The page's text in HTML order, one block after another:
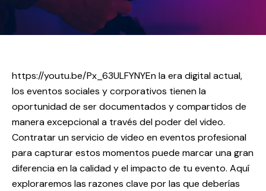
https://youtu.be/Px_63ULFYNYEn la era digital actual,
los eventos sociales y corporativos tienen la
oportunidad de ser documentados y compartidos de
manera excepcional a través del poder del video.
Contratar un servicio de video en eventos profesional
para capturar estos momentos puede marcar una gran
diferencia en la calidad y el impacto de tu evento. Aquí
exploraremos las razones clave por las que deberías